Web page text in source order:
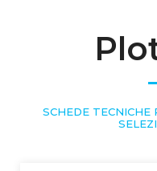
SCHEDE TECNICHE